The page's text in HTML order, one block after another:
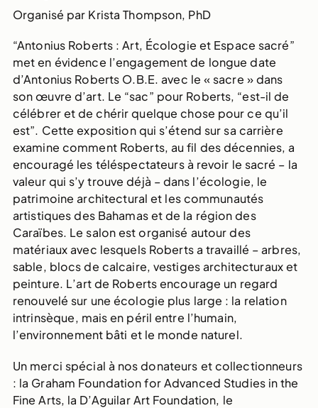
Organisé par Krista Thompson, PhD
“Antonius Roberts : Art, Écologie et Espace sacré”
met en évidence l’engagement de longue date
d’Antonius Roberts O.B.E. avec le « sacre » dans
son œuvre d’art. Le “sac” pour Roberts, “est-il de
célébrer et de chérir quelque chose pour ce qu’il
est”. Cette exposition qui s’étend sur sa carrière
examine comment Roberts, au fil des décennies, a
encouragé les téléspectateurs à revoir le sacré – la
valeur qui s’y trouve déjà – dans l’écologie, le
patrimoine architectural et les communautés
artistiques des Bahamas et de la région des
Caraïbes. Le salon est organisé autour des
matériaux avec lesquels Roberts a travaillé – arbres,
sable, blocs de calcaire, vestiges architecturaux et
peinture. L’art de Roberts encourage un regard
renouvelé sur une écologie plus large : la relation
intrinsèque, mais en péril entre l’humain,
l’environnement bâti et le monde naturel.
Un merci spécial à nos donateurs et collectionneurs
: la Graham Foundation for Advanced Studies in the
Fine Arts, la D’Aguilar Art Foundation, le